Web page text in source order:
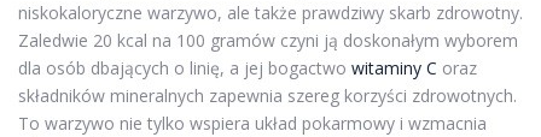
niskokaloryczne warzywo, ale także prawdziwy skarb zdrowotny.
Zaledwie 20 kcal na 100 gramów czyni ją doskonałym wyborem
dla osób dbających o linię, a jej bogactwo witaminy C oraz
składników mineralnych zapewnia szereg korzyści zdrowotnych.
To warzywo nie tylko wspiera układ pokarmowy i wzmacnia